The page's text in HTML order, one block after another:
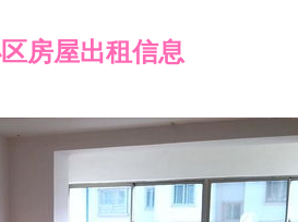
房屋出租信息